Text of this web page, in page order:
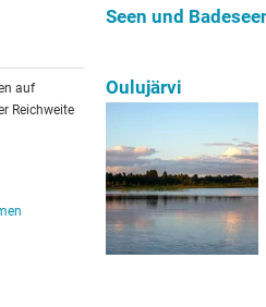
auf
Reichweite
Seen und
Oulujärvi